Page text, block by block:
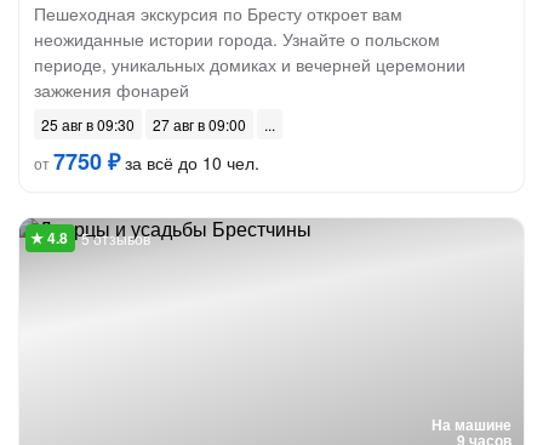
Пешеходная экскурсия по Бресту откроет вам
неожиданные истории города. Узнайте о польском
периоде, уникальных домиках и вечерней церемонии
зажжения фонарей
25 авг в 09:30
27 авг в 09:00
от7750 ₽за всё до 10 чел.
На машине
9 часов
5 отзывов